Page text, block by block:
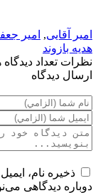
امیر آقایی, امیر
هدیه بازوند
نظرات تعداد
ارسال ديدگاه
ذخیره نام،
دوباره دیدگاهی